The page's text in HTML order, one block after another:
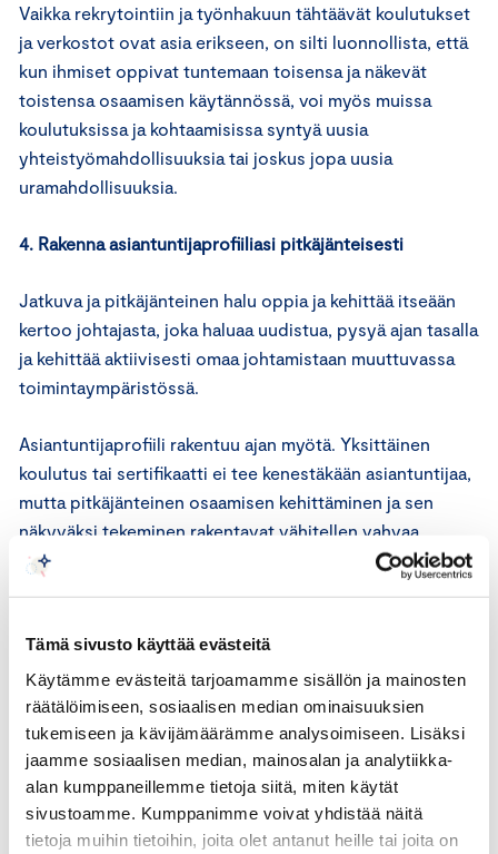
Tämä sivusto käyttää evästeitä
Käytämme evästeitä tarjoamamme sisällön ja mainosten
räätälöimiseen, sosiaalisen median ominaisuuksien
tukemiseen ja kävijämäärämme analysoimiseen. Lisäksi
jaamme sosiaalisen median, mainosalan ja analytiikka-
alan kumppaneillemme tietoja siitä, miten käytät
sivustoamme. Kumppanimme voivat yhdistää näitä
tietoja muihin tietoihin, joita olet antanut heille tai joita on
Vaikka rekrytointiin ja työnhakuun tähtäävät koulutukset
ja verkostot ovat asia erikseen, on silti luonnollista, että
kun ihmiset oppivat tuntemaan toisensa ja näkevät
toistensa osaamisen käytännössä, voi myös muissa
koulutuksissa ja kohtaamisissa syntyä uusia
yhteistyömahdollisuuksia tai joskus jopa uusia
uramahdollisuuksia.
4. Rakenna asiantuntijaprofiiliasi pitkäjänteisesti
Jatkuva ja pitkäjänteinen halu oppia ja kehittää itseään
kertoo johtajasta, joka haluaa uudistua, pysyä ajan tasalla
ja kehittää aktiivisesti omaa johtamistaan muuttuvassa
toimintaympäristössä.
Asiantuntijaprofiili rakentuu ajan myötä. Yksittäinen
koulutus tai sertifikaatti ei tee kenestäkään asiantuntijaa,
mutta pitkäjänteinen osaamisen kehittäminen ja sen
näkyväksi tekeminen rakentavat vähitellen vahvaa
uskottavuutta ja asiantuntija-asemaa.
organisaatiossasi
Jos käymäsi koulutukset tai valmennukset tarjoavat
oppeja, joita voit hyödyntää työssäsi, kannattaa
varmistaa, että myös oma organisaatiosi tunnistaa tämän
osaamisen.
Kerro rohkeasti uusista näkökulmista